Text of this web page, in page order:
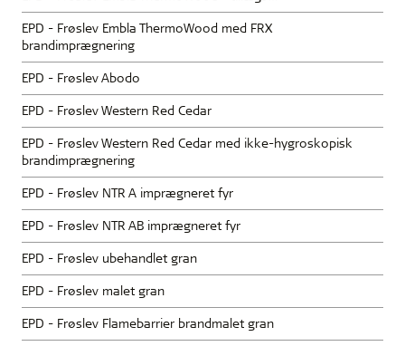
EPD - Frøslev Embla ThermoWood med FRX
brandimprægnering
EPD - Frøslev Abodo
EPD - Frøslev Western Red Cedar
EPD - Frøslev Western Red Cedar med ikke-hygroskopisk
brandimprægnering
EPD - Frøslev NTR A imprægneret fyr
EPD - Frøslev NTR AB imprægneret fyr
EPD - Frøslev ubehandlet gran
EPD - Frøslev malet gran
EPD - Frøslev Flamebarrier brandmalet gran